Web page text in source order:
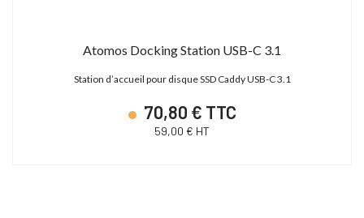
Atomos Docking Station USB-C 3.1
Station d’accueil pour disque SSD Caddy USB-C 3.1
70,80 € TTC
59,00 € HT